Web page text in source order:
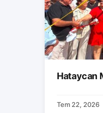
Hataycan
Tem 22, 2026